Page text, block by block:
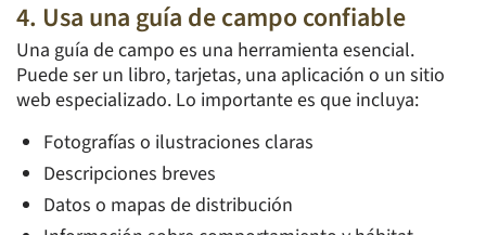
4. Usa una guía de campo confiable
Una guía de campo es una herramienta esencial.
Puede ser un libro, tarjetas, una aplicación o un sitio
web especializado. Lo importante es que incluya:
Fotografías o ilustraciones claras
Descripciones breves
Datos o mapas de distribución